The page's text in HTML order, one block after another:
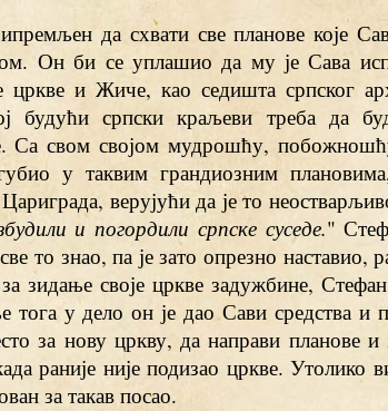
да схвати све планове које
Он би се уплашио да му је Сава
цркве и Жиче, као седишта српског
будући српски краљеви треба да
Са свом својом мудрошћу,
у таквим грандиозним
верујући да је то
и погордили српске суседе."
то знао, па је зато опрезно наставио,
зидање своје цркве задужбине,
тога у дело он је дао Сави средства и
за нову цркву, да направи планове и
раније није подизао цркве. Утолико
за такав посао.